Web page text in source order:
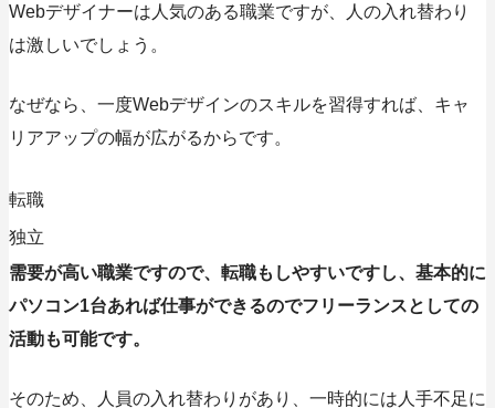
Webデザイナーは人気のある職業ですが、人の入れ替わり
は激しいでしょう。
なぜなら、一度Webデザインのスキルを習得すれば、キャ
リアアップの幅が広がるからです。
転職
独立
需要が高い職業ですので、転職もしやすいですし、基本的に
パソコン1台あれば仕事ができるのでフリーランスとしての
活動も可能です。
そのため、人員の入れ替わりがあり、一時的には人手不足に